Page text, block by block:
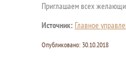
Приглашаем всех
Источник: Главное
Опубликовано: 30.10.2018